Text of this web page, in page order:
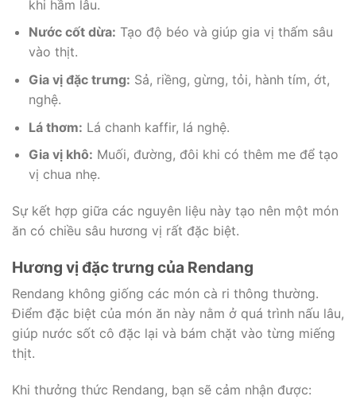
khi hầm lâu.
Nước cốt dừa: Tạo độ béo và giúp gia vị thấm sâu
vào thịt.
Gia vị đặc trưng: Sả, riềng, gừng, tỏi, hành tím, ớt,
nghệ.
Lá thơm: Lá chanh kaffir, lá nghệ.
Gia vị khô: Muối, đường, đôi khi có thêm me để tạo
vị chua nhẹ.
Sự kết hợp giữa các nguyên liệu này tạo nên một món
ăn có chiều sâu hương vị rất đặc biệt.
Hương vị đặc trưng của Rendang
Rendang không giống các món cà ri thông thường.
Điểm đặc biệt của món ăn này nằm ở quá trình nấu lâu,
giúp nước sốt cô đặc lại và bám chặt vào từng miếng
thịt.
Khi thưởng thức Rendang, bạn sẽ cảm nhận được: